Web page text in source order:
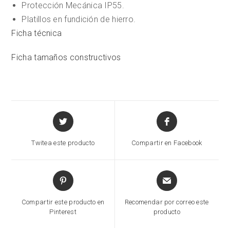
Protección Mecánica IP55.
Platillos en fundición de hierro.
Ficha técnica
Ficha tamaños constructivos
Opens
in
Twitea este producto
Opens
in
Compartir en Facebook
Opens
in
Compartir este producto en
Pinterest
Opens
in
new
Recomendar por correo este
producto